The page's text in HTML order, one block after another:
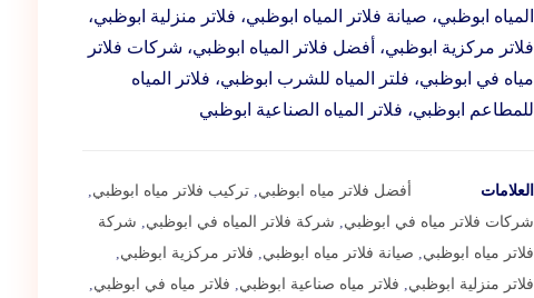
المياه ابوظبي، صيانة فلاتر المياه ابوظبي، فلاتر منزلية ابوظبي،
فلاتر مركزية ابوظبي، أفضل فلاتر المياه ابوظبي، شركات فلاتر
مياه في ابوظبي، فلتر المياه للشرب ابوظبي، فلاتر المياه
للمطاعم ابوظبي، فلاتر المياه الصناعية ابوظبي
العلامات أفضل فلاتر مياه ابوظبي تركيب فلاتر مياه ابوظبي
شركات فلاتر مياه في ابوظبي
شركة فلاتر المياه في ابوظبي
شركة
فلاتر مياه ابوظبي
صيانة فلاتر مياه ابوظبي فلاتر مركزية ابوظبي
فلاتر منزلية ابوظبي
فلاتر مياه صناعية ابوظبي فلاتر مياه في ابوظبي